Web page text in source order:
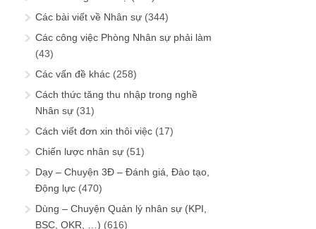
Các bài viết về Nhân sự (344)
Các công việc Phòng Nhân sự phải làm
(43)
Các vấn đề khác (258)
Cách thức tăng thu nhập trong nghề
Nhân sự (31)
Cách viết đơn xin thôi việc (17)
Chiến lược nhân sự (51)
Dạy – Chuyện 3Đ – Đánh giá, Đào tạo,
Động lực (470)
Dùng – Chuyện Quản lý nhân sự (KPI,
BSC, OKR, …) (616)